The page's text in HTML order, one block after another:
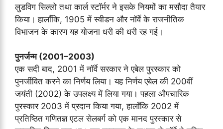
लुडविग सिल्लो तथा कार्ल स्टॉर्मर ने इसके नियमों का मसौदा तैयार
किया। हालाँकि, 1905 में स्वीडन और नॉर्वे के राजनीतिक
विभाजन के कारण यह योजना धरी की धरी रह गई।
पुनर्जन्म (2001–2003)
एक सदी बाद, 2001 में नॉर्वे सरकार ने एबेल पुरस्कार को
पुनर्जीवित करने का निर्णय लिया। यह निर्णय एबेल की 200वीं
जयंती (2002) के उपलक्ष्य में लिया गया। पहला औपचारिक
पुरस्कार 2003 में प्रदान किया गया, हालाँकि 2002 में
प्रतिष्ठित गणितज्ञ एटल सेलबर्ग को एक मानद पुरस्कार से